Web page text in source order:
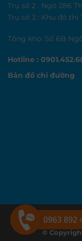
Trụ sở 2 : Ngõ 286
Trụ sở 3 : Khu đô thị
Tổng kho: Số 6B
Hotline :
Bản đồ chỉ đường
©
0963 892